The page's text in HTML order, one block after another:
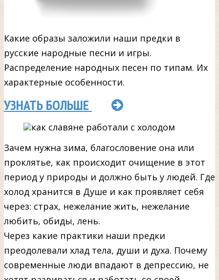
Какие образы заложили наши предки в
русские народные песни и игры.
Распределение народных песен по типам. Их
характерные особенности.
УЗНАТЬ БОЛЬШЕ
Зачем нужна зима, благословение она или
проклятье, как происходит очищение в этот
период у природы и должно быть у людей. Где
холод хранится в Душе и как проявляет себя
через: страх, нежелание жить, нежелание
любить, обиды, лень.
Через какие практики наши предки
преодолевали хлад тела, души и духа. Почему
современные люди впадают в депрессию, не